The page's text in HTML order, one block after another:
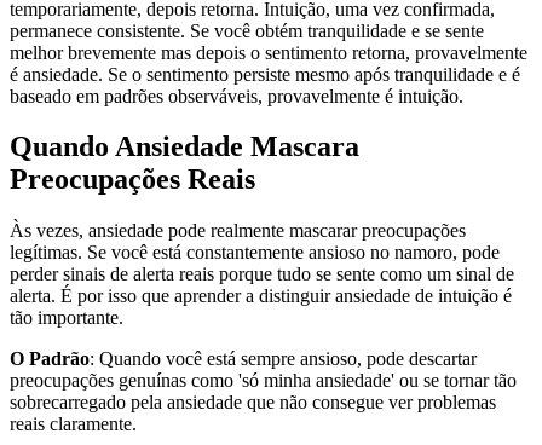
temporariamente, depois retorna. Intuição, uma vez confirmada,
permanece consistente. Se você obtém tranquilidade e se sente
melhor brevemente mas depois o sentimento retorna, provavelmente
é ansiedade. Se o sentimento persiste mesmo após tranquilidade e é
baseado em padrões observáveis, provavelmente é intuição.
Quando Ansiedade Mascara
Preocupações Reais
Às vezes, ansiedade pode realmente mascarar preocupações
legítimas. Se você está constantemente ansioso no namoro, pode
perder sinais de alerta reais porque tudo se sente como um sinal de
alerta. É por isso que aprender a distinguir ansiedade de intuição é
tão importante.
O Padrão: Quando você está sempre ansioso, pode descartar
preocupações genuínas como 'só minha ansiedade' ou se tornar tão
sobrecarregado pela ansiedade que não consegue ver problemas
reais claramente.